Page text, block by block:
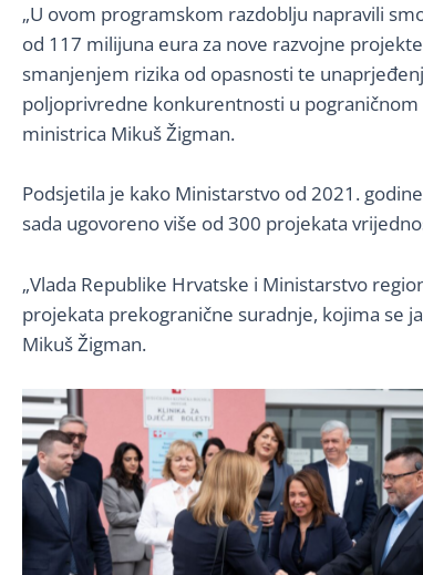
„U ovom programskom razdoblju napravili
od 117 milijuna eura za nove razvojne
smanjenjem rizika od opasnosti te
poljoprivredne konkurentnosti u
ministrica Mikuš Žigman.
Podsjetila je kako Ministarstvo od 2021.
sada ugovoreno više od 300 projekata
„Vlada Republike Hrvatske i Ministarstvo
projekata prekogranične suradnje, kojima se
Mikuš Žigman.